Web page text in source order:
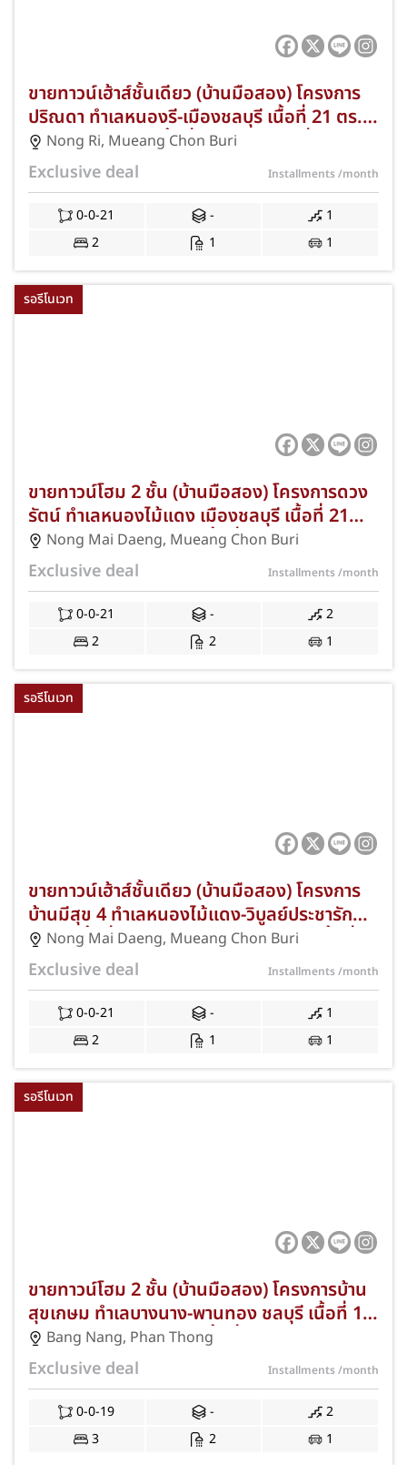
ขายทาวน์เฮ้าส์ชั้นเดียว (บ้านมือสอง) โครงการ
ปริณดา ทำเลหนองรี-เมืองชลบุรี เนื้อที่ 21 ตร.ว.
2 ห้องนอน 1 ห้องน้ำ ที่จอดรถ 1 คัน เชื่อมต่อ
ถนนสายชลบุรี-บ้านบึง (344) และถนนเลี่ยงเมือง
ชลบุรี ใกล้เซ็นทรัล ชลบุรี และบิ๊กซี ชลบุรี พร้อม
ฟรีค่าธรรมเนียมการโอนและค่าจดจำนอง JS-
Nong Ri, Mueang Chon Buri
Exclusive deal Installments/month
0-0-21 -
1
2
1 1
รอรีโนเวท
ขายทาวน์โฮม 2 ชั้น (บ้านมือสอง) โครงการดวง
รัตน์ ทำเลหนองไม้แดง เมืองชลบุรี เนื้อที่ 21
ตร.ว. 2 ห้องนอน 2 ห้องน้ำ ที่จอดรถ 1 คัน ทำเล
ดีใกล้นิคมอมตะซิตี้ ชลบุรี มหาวิทยาลัยศรีปทุม
ชลบุรี และทางด่วนมอเตอร์เวย์ สาย 7 พร้อมฟรี
ค่าธรรมเนียมการโอนและค่าจดจำนอง JS-411
Nong Mai Daeng, Mueang Chon Buri
Exclusive deal Installments/month
0-0-21 -
2
2
2 1
รอรีโนเวท
ขายทาวน์เฮ้าส์ชั้นเดียว (บ้านมือสอง) โครงการ
บ้านมีสุข 4 ทำเลหนองไม้แดง-วิบูลย์ประชารักษ์
ชลบุรี เนื้อที่ 21 ตร.ว. 2 ห้องนอน 1 ห้องน้ำ ที่
จอดรถ 1 คัน ทำเลทองใกล้นิคมอมตะซิตี้ ชลบุรี
มหาวิทยาลัยศรีปทุม ชลบุรี และทางด่วน
มอเตอร์เวย์ สาย 7 พร้อมฟรีค่าธรรมเนียมการ
โอนและค่าจดจำนอง JS-410
Nong Mai Daeng, Mueang Chon Buri
Exclusive deal Installments/month
0-0-21 -
1
2
1 1
รอรีโนเวท
ขายทาวน์โฮม 2 ชั้น (บ้านมือสอง) โครงการบ้าน
สุขเกษม ทำเลบางนาง-พานทอง ชลบุรี เนื้อที่ 19
ตร.ว. 3 ห้องนอน 2 ห้องน้ำ ที่จอดรถ 1 คัน ใกล้
นิคมอมตะซิตี้ ชลบุรี ตลาดพานทอง และทางด่วน
มอเตอร์เวย์ สาย 7 พร้อมฟรีค่าธรรมเนียมการ
โอนและค่าจดจำนอง JS-409
Bang Nang, Phan Thong
Exclusive deal Installments/month
0-0-19 -
2
3
2 1